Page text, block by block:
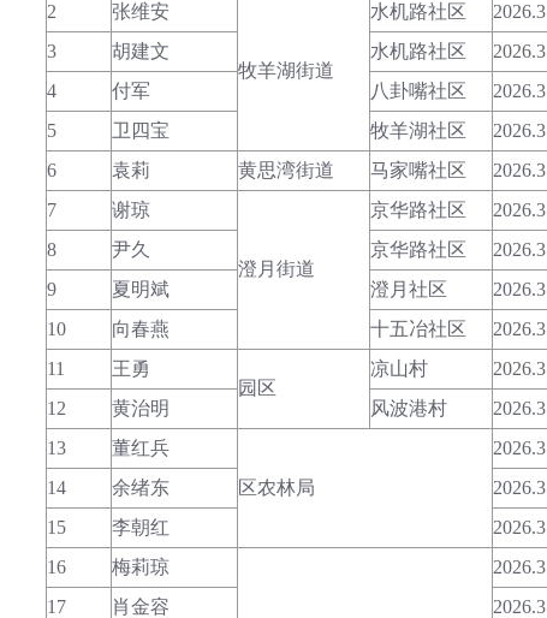
2
张维安
牧羊湖街道
水机路社区 2026.3
3
胡建文 水机路社区 2026.3
4
付军 八卦嘴社区 2026.3
5
卫四宝 牧羊湖社区 2026.3
6
袁莉 黄思湾街道 马家嘴社区 2026.3
7
谢琼
澄月街道
京华路社区 2026.3
8
尹久 京华路社区 2026.3
9
夏明斌 澄月社区 2026.3
10
向春燕 十五冶社区 2026.3
11
王勇
园区
凉山村 2026.3
12
黄治明 风波港村 2026.3
13
董红兵
区农林局
2026.3
14
余绪东 2026.3
15
李朝红 2026.3
16
梅莉琼 2026.3
17
肖金容 2026.3